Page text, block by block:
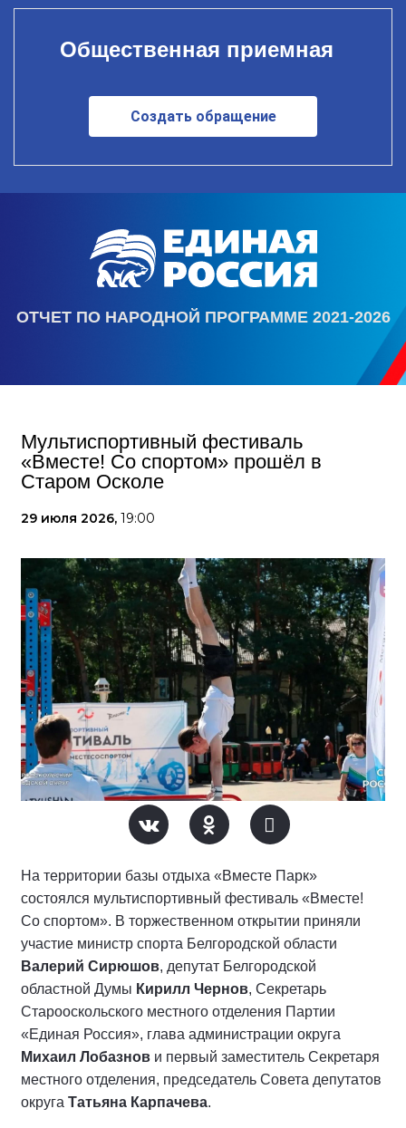
Общественная приемная
Создать обращение
ОТЧЕТ ПО НАРОДНОЙ ПРОГРАММЕ 2021-2026
Мультиспортивный фестиваль
«Вместе! Со спортом» прошёл в
Старом Осколе
29 июля 2026, 19:00
На территории базы отдыха «Вместе Парк»
состоялся мультиспортивный фестиваль «Вместе!
Со спортом». В торжественном открытии приняли
участие министр спорта Белгородской области
Валерий Сирюшов, депутат Белгородской
областной Думы Кирилл Чернов, Секретарь
Старооскольского местного отделения Партии
«Единая Россия», глава администрации округа
Михаил Лобазнов и первый заместитель Секретаря
местного отделения, председатель Совета депутатов
округа Татьяна Карпачева.